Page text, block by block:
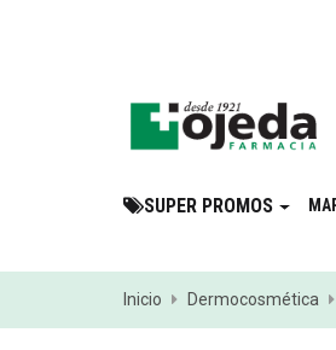
SUPER PROMOS
Inicio Dermocosmética